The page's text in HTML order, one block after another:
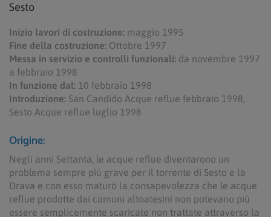
Sesto
Inizio lavori di costruzione: maggio 1995
Fine della costruzione: Ottobre 1997
Messa in servizio e controlli funzionali: da novembre 1997
a febbraio 1998
In funzione dal: 10 febbraio 1998
Introduzione: San Candido Acque reflue febbraio 1998,
Sesto Acque reflue luglio 1998
Origine:
Negli anni Settanta, le acque reflue diventarono un
problema sempre più grave per il torrente di Sesto e la
Drava e con esso maturò la consapevolezza che le acque
reflue prodotte dai comuni altoatesini non potevano più
essere semplicemente scaricate non trattate attraverso la